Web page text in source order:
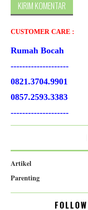
CUSTOMER CARE :
Rumah Bocah
--------------------
0821.3704.9901
0857.2593.3383
--------------------
Artikel
Parenting